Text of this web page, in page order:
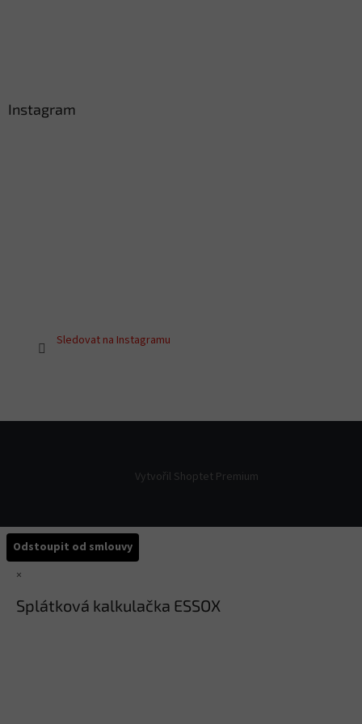
Instagram
Sledovat na Instagramu
Vytvořil Shoptet Premium
Odstoupit od smlouvy
×
Splátková kalkulačka ESSOX